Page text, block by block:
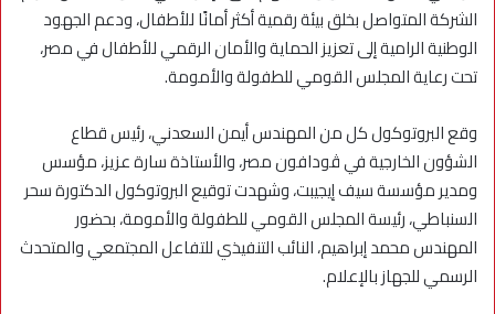
الشركة المتواصل بخلق بيئة رقمية أكثر أمانًا للأطفال، ودعم الجهود
الوطنية الرامية إلى تعزيز الحماية والأمان الرقمي للأطفال في مصر،
تحت رعاية المجلس القومي للطفولة والأمومة.
وقع البروتوكول كل من المهندس أيمن السعدني، رئيس قطاع
الشؤون الخارجية في ڤودافون مصر، والأستاذة سارة عزيز، مؤسس
ومدير مؤسسة سيف إيجيبت، وشهدت توقيع البروتوكول الدكتورة سحر
السنباطي، رئيسة المجلس القومي للطفولة والأمومة، بحضور
المهندس محمد إبراهيم، النائب التنفيذي للتفاعل المجتمعي والمتحدث
الرسمي للجهاز بالإعلام.